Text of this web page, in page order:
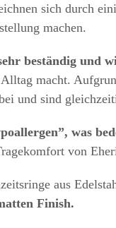
sich durch
machen.
beständig und
macht.
und sind
was
von
aus
Finish.